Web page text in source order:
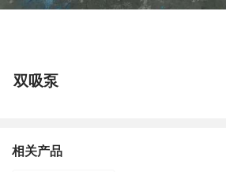
双吸泵
相关产品